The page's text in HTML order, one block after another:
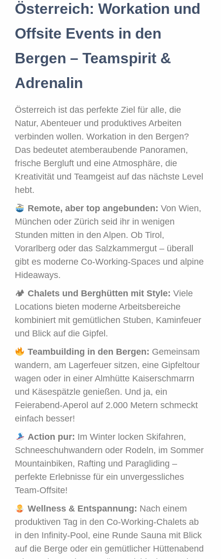
Österreich: Workation und
Offsite Events in den
Bergen – Teamspirit &
Adrenalin
Österreich ist das perfekte Ziel für alle, die
Natur, Abenteuer und produktives Arbeiten
verbinden wollen. Workation in den Bergen?
Das bedeutet atemberaubende Panoramen,
frische Bergluft und eine Atmosphäre, die
Kreativität und Teamgeist auf das nächste Level
hebt.
Remote, aber top angebunden: Von Wien,
München oder Zürich seid ihr in wenigen
Stunden mitten in den Alpen. Ob Tirol,
Vorarlberg oder das Salzkammergut – überall
gibt es moderne Co-Working-Spaces und alpine
Hideaways.
🏕 Chalets und Berghütten mit Style: Viele
Locations bieten moderne Arbeitsbereiche
kombiniert mit gemütlichen Stuben, Kaminfeuer
und Blick auf die Gipfel.
Teambuilding in den Bergen: Gemeinsam
wandern, am Lagerfeuer sitzen, eine Gipfeltour
wagen oder in einer Almhütte Kaiserschmarrn
und Käsespätzle genießen. Und ja, ein
Feierabend-Aperol auf 2.000 Metern schmeckt
einfach besser!
Action pur: Im Winter locken Skifahren,
Schneeschuhwandern oder Rodeln, im Sommer
Mountainbiken, Rafting und Paragliding –
perfekte Erlebnisse für ein unvergessliches
Team-Offsite!
Wellness & Entspannung: Nach einem
produktiven Tag in den Co-Working-Chalets ab
in den Infinity-Pool, eine Runde Sauna mit Blick
auf die Berge oder ein gemütlicher Hüttenabend